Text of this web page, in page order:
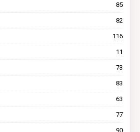
85
82
116
11
73
83
63
77
90